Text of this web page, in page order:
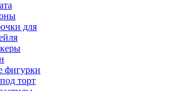
для
фигурки
торт